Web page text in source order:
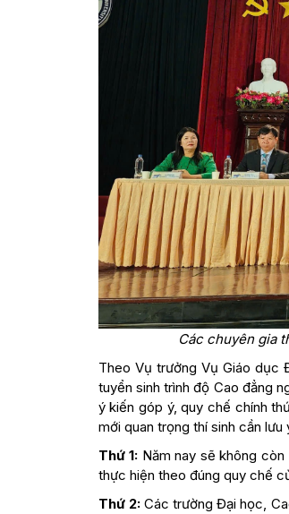
Các chuyên gia
Theo Vụ trưởng Vụ Giáo dục
tuyển sinh trình độ Cao đẳng
ý kiến góp ý, quy chế chính
mới quan trọng thí sinh cần lưu
Thứ 1: Năm nay sẽ không
thực hiện theo đúng quy chế
Thứ 2:Các trường Đại học,